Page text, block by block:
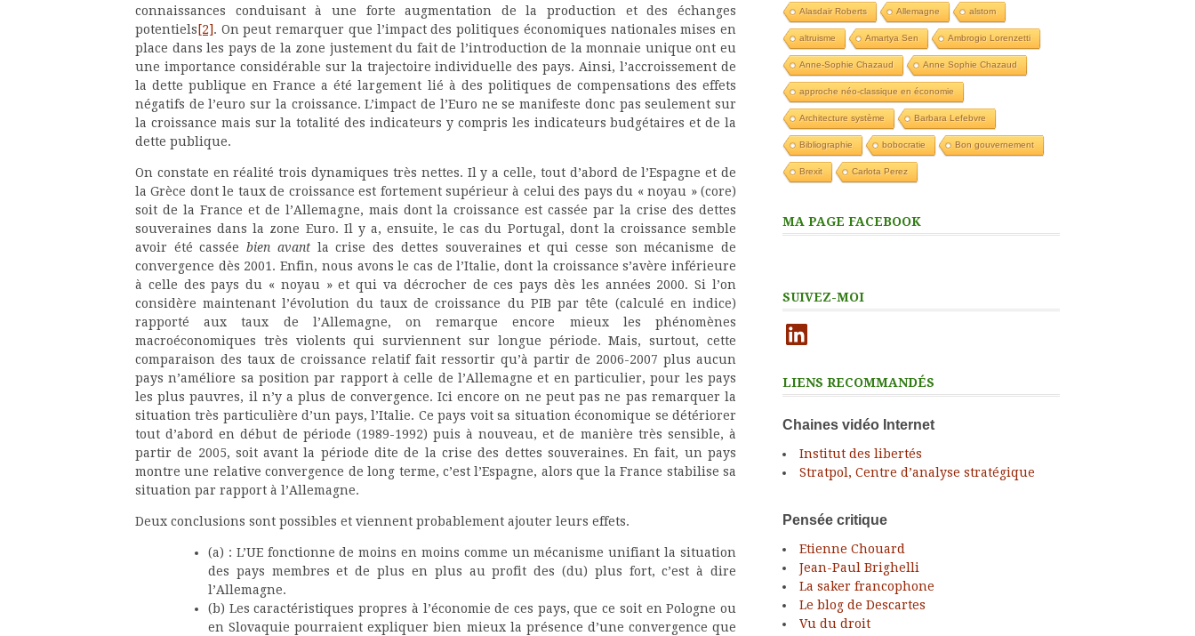
connaissances conduisant à une forte augmentation de la production et des échanges
potentiels [2]. On peut remarquer que l’impact des politiques économiques nationales mises en
place dans les pays de la zone justement du fait de l’introduction de la monnaie unique ont eu
une importance considérable sur la trajectoire individuelle des pays. Ainsi, l’accroissement de
la dette publique en France a été largement lié à des politiques de compensations des effets
négatifs de l’euro sur la croissance. L’impact de l’Euro ne se manifeste donc pas seulement sur
la croissance mais sur la totalité des indicateurs y compris les indicateurs budgétaires et de la
dette publique.
On constate en réalité trois dynamiques très nettes. Il y a celle, tout d’abord de l’Espagne et de
la Grèce dont le taux de croissance est fortement supérieur à celui des pays du « noyau » (core)
soit de la France et de l’Allemagne, mais dont la croissance est cassée par la crise des dettes
souveraines dans la zone Euro. Il y a, ensuite, le cas du Portugal, dont la croissance semble
avoir été casséebien avantla crise des dettes souveraines et qui cesse son mécanisme de
convergence dès 2001. Enfin, nous avons le cas de l’Italie, dont la croissance s’avère inférieure
à celle des pays du « noyau » et qui va décrocher de ces pays dès les années 2000. Si l’on
considère maintenant l’évolution du taux de croissance du PIB par tête (calculé en indice)
rapporté aux taux de l’Allemagne, on remarque encore mieux les phénomènes
macroéconomiques très violents qui surviennent sur longue période. Mais, surtout, cette
comparaison des taux de croissance relatif fait ressortir qu’à partir de 2006-2007 plus aucun
pays n’améliore sa position par rapport à celle de l’Allemagne et en particulier, pour les pays
les plus pauvres, il n’y a plus de convergence. Ici encore on ne peut pas ne pas remarquer la
situation très particulière d’un pays, l’Italie. Ce pays voit sa situation économique se détériorer
tout d’abord en début de période (1989-1992) puis à nouveau, et de manière très sensible, à
partir de 2005, soit avant la période dite de la crise des dettes souveraines. En fait, un pays
montre une relative convergence de long terme, c’est l’Espagne, alors que la France stabilise sa
situation par rapport à l’Allemagne.
Deux conclusions sont possibles et viennent probablement ajouter leurs effets.
(a) : L’UE fonctionne de moins en moins comme un mécanisme unifiant la situation
des pays membres et de plus en plus au profit des (du) plus fort, c’est à dire
l’Allemagne.
(b) Les caractéristiques propres à l’économie de ces pays, que ce soit en Pologne ou
en Slovaquie pourraient expliquer bien mieux la présence d’une convergence que
Alasdair Roberts Allemagne alstom
altruisme Amartya Sen Ambrogio Lorenzetti
Anne-Sophie Chazaud Anne Sophie Chazaud
approche néo-classique en économie
Architecture système Barbara Lefebvre
Bibliographie bobocratie Bon gouvernement
Brexit Carlota Perez
MA PAGE FACEBOOK
SUIVEZ-MOI
LinkedIn
LIENS RECOMMANDÉS
Chaines vidéo Internet
Institut des libertés
Stratpol, Centre d’analyse stratégique
Pensée critique
Etienne Chouard
Jean-Paul Brighelli
La saker francophone
Le blog de Descartes
Vu du droit